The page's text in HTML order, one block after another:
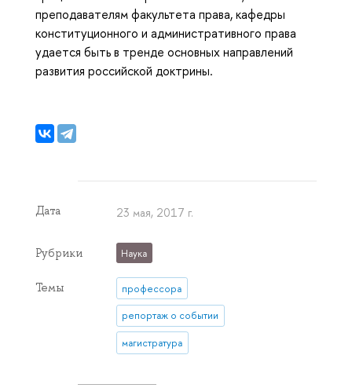
преподавателям факультета права, кафедры
конституционного и административного права
удается быть в тренде основных направлений
развития российской доктрины.
Дата 23 мая, 2017 г.
Рубрики Наука
Темы профессора
репортаж о событии
магистратура